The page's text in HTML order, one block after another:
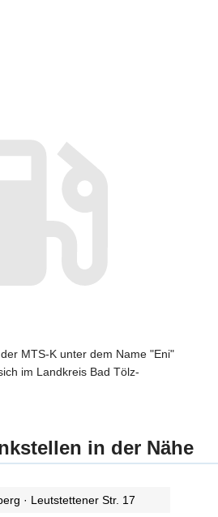
MTS-K unter dem Name "Eni"
im Landkreis Bad Tölz-
in der Nähe
· Leutstettener Str. 17